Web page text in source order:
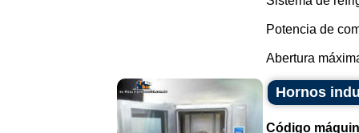
Potencia de
Abertura
Hornos
Código